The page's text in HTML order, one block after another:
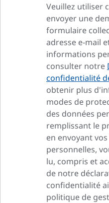
Veuillez utiliser
envoyer une
formulaire
adresse e-mail
informations
consulter notre
confidentialité
obtenir plus
modes de
des données
remplissant le
en envoyant
personnelles,
lu, compris et
de notre
confidentialité
politique de